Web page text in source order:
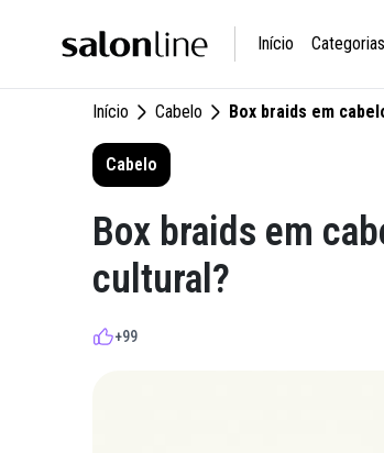
Início Categorias
Início Cabelo Box braids em
Cabelo
Box braids em
cultural?
+99